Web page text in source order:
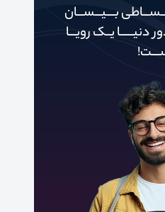
بــــیـــســـان
دنیـــــ‌‌ـا یــک رویـــا